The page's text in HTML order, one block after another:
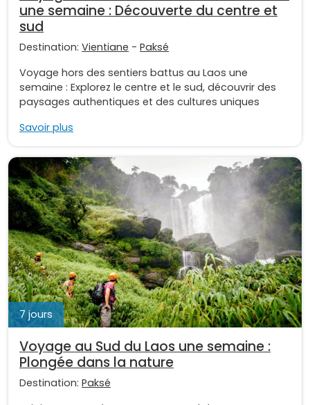
une semaine : Découverte du centre et
sud
Destination: Vientiane - Paksé
Voyage hors des sentiers battus au Laos une
semaine : Explorez le centre et le sud, découvrir des
paysages authentiques et des cultures uniques
Savoir plus
7 jours
Voyage au Sud du Laos une semaine :
Plongée dans la nature
Destination: Paksé